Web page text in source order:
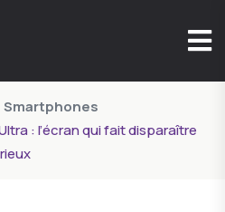
Smartphones
: l’écran qui fait disparaître